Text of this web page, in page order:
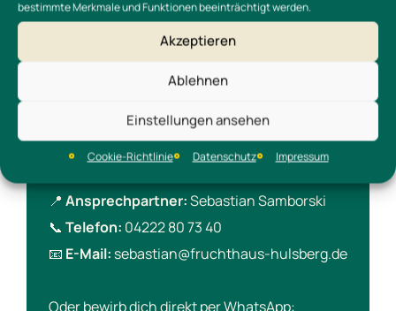
bestimmte Merkmale und Funktionen beeinträchtigt werden.
Akzeptieren
Ablehnen
Einstellungen ansehen
Cookie-Richtlinie Datenschutz Impressum
Hier zählt Zusammenhalt, Respekt und ein
gutes Miteinander.
Ganz einfach – schnell und unkompliziert.
📍 Ansprechpartner:Sebastian Samborski
📞 Telefon: 04222 80 73 40
📧 E-Mail: sebastian@fruchthaus-hulsberg.de
Oder bewirb dich direkt per WhatsApp: